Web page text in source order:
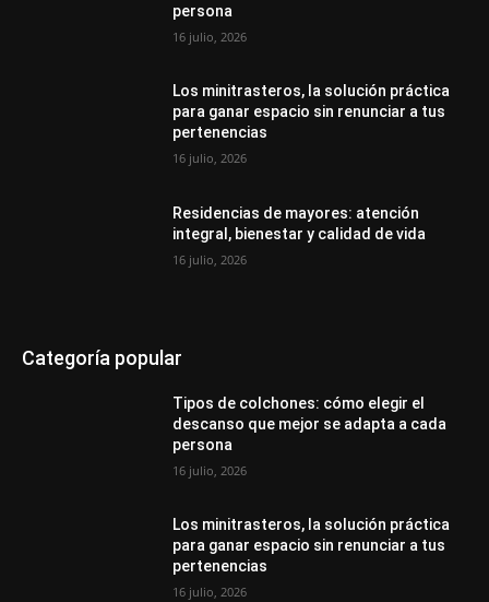
persona
16 julio, 2026
Los minitrasteros, la solución práctica
para ganar espacio sin renunciar a tus
pertenencias
16 julio, 2026
Residencias de mayores: atención
integral, bienestar y calidad de vida
16 julio, 2026
Categoría popular
Tipos de colchones: cómo elegir el
descanso que mejor se adapta a cada
persona
16 julio, 2026
Los minitrasteros, la solución práctica
para ganar espacio sin renunciar a tus
pertenencias
16 julio, 2026